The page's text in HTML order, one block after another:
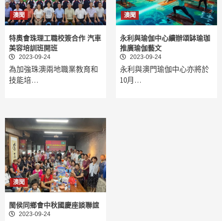
澳聞
特奧會珠理工職校簽合作 汽車
美容培訓班開班
2023-09-24
為加強珠澳兩地職業教育和
技能培…
澳聞
永利與瑜伽中心續辦頌缽瑜珈
推廣瑜伽藝文
2023-09-24
永利與澳門瑜伽中心亦將於
10月…
澳聞
閩侯同鄉會中秋國慶座談聯誼
2023-09-24